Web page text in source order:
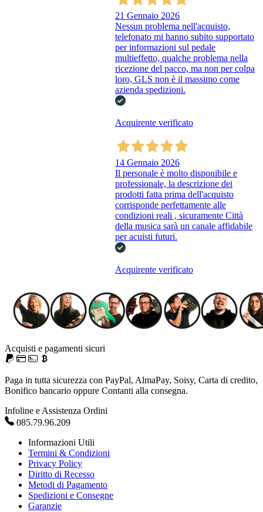
21 Gennaio 2026
Nessun problema nell'acquisto,
telefonato mi hanno subito supportato
per informazioni sul pedale
multieffetto, qualche problema nella
ricezione del pacco, ma non per colpa
loro, GLS non è il massimo come
azienda spedizioni.
Acquirente verificato
14 Gennaio 2026
Il personale è molto disponibile e
professionale, la descrizione dei
prodotti fatta prima dell'acquisto
corrisponde perfettamente alle
condizioni reali , sicuramente Città
della musica sarà un canale affidabile
per acuisti futuri.
Acquirente verificato
Acquisti e pagamenti sicuri
Paga in tutta sicurezza con PayPal, AlmaPay, Soisy, Carta di credito,
Bonifico bancario oppure Contanti alla consegna.
Infoline e Assistenza Ordini
085.79.96.209
Informazioni Utili
Termini & Condizioni
Privacy Policy
Diritto di Recesso
Metodi di Pagamento
Spedizioni e Consegne
Garanzie